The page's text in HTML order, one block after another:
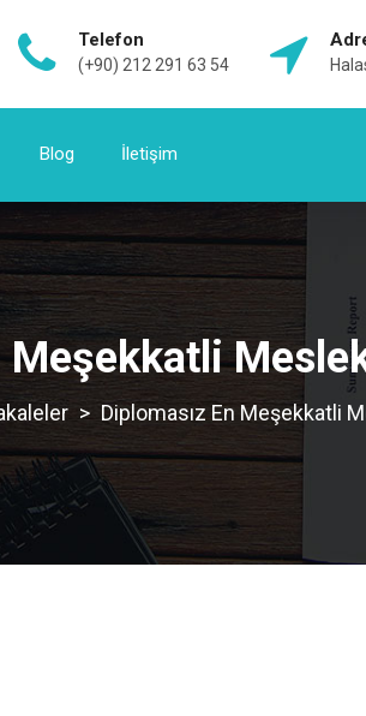
Telefon
(+90) 212 291 63 54
Blog İletişim
Meşekkatli
> Diplomasız En Meşekkatli